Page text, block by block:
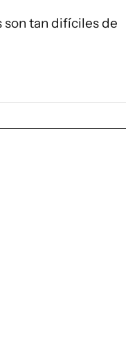
son tan difíciles de